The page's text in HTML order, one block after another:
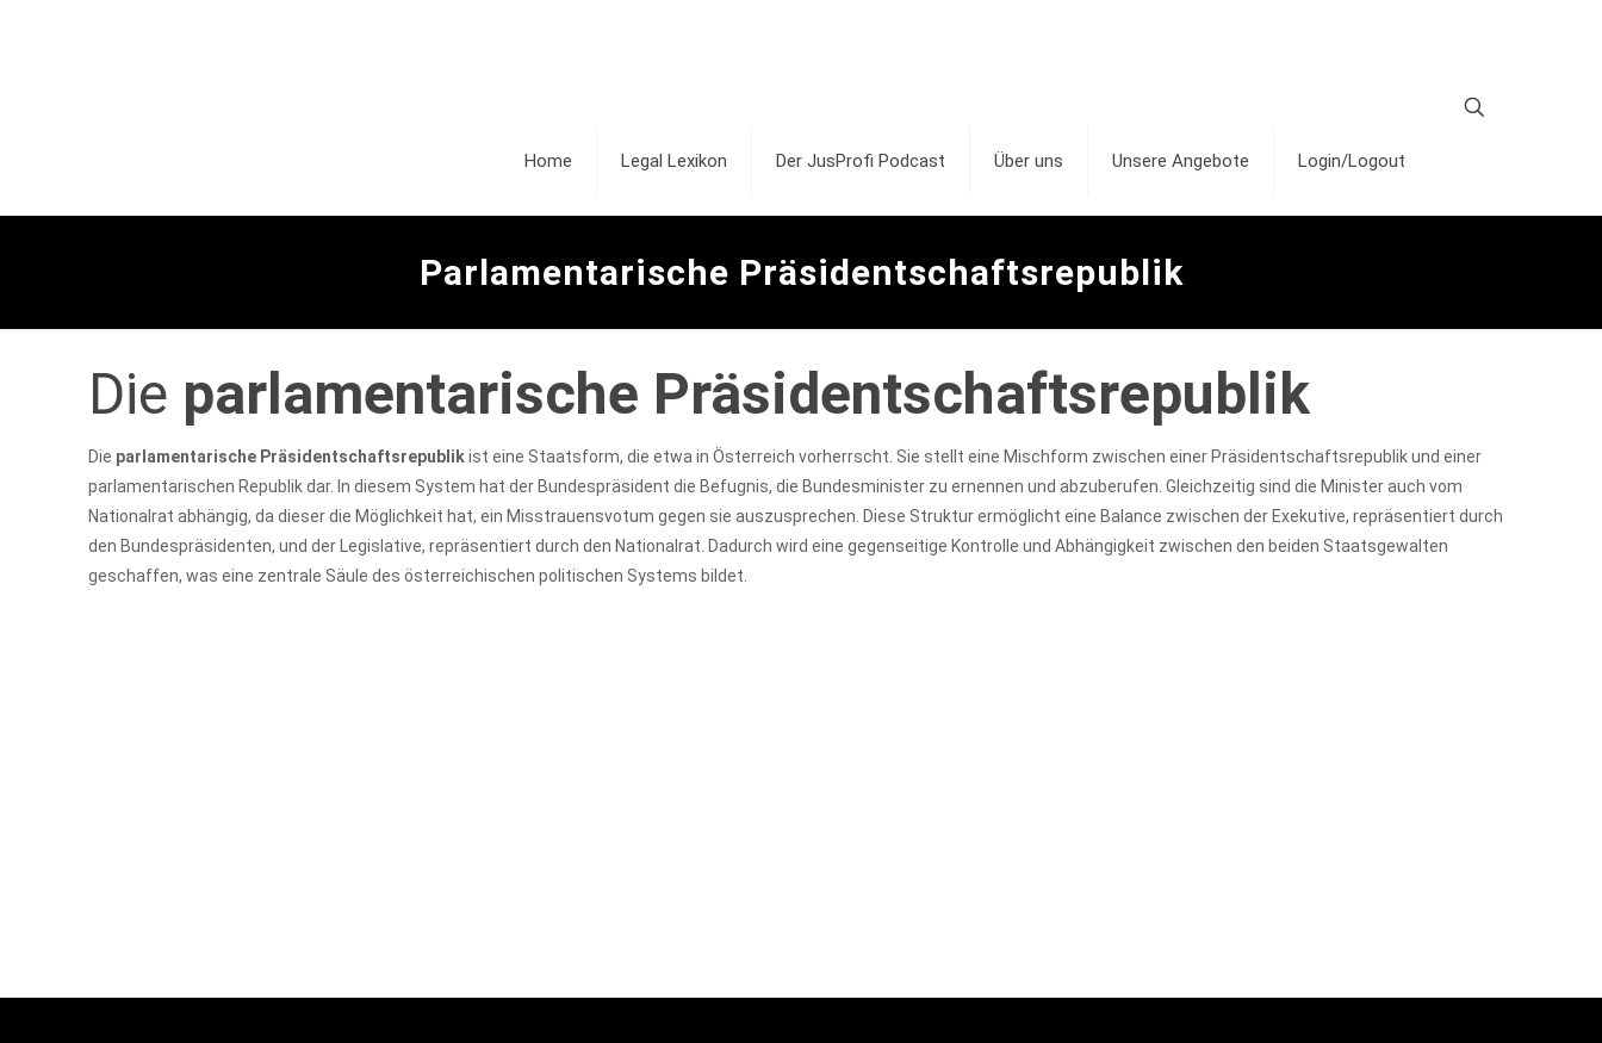
Home Legal Lexikon Der JusProfi Podcast Über uns Unsere Angebote Login/Logout
Parlamentarische Präsidentschaftsrepublik
Die parlamentarische Präsidentschaftsrepublik
Die parlamentarische Präsidentschaftsrepublikist eine Staatsform, die etwa in Österreich vorherrscht. Sie stellt eine Mischform zwischen einer Präsidentschaftsrepublik und einer
parlamentarischen Republik dar. In diesem System hat der Bundespräsident die Befugnis, die Bundesminister zu ernennen und abzuberufen. Gleichzeitig sind die Minister auch vom
Nationalrat abhängig, da dieser die Möglichkeit hat, ein Misstrauensvotum gegen sie auszusprechen. Diese Struktur ermöglicht eine Balance zwischen der Exekutive, repräsentiert durch
den Bundespräsidenten, und der Legislative, repräsentiert durch den Nationalrat. Dadurch wird eine gegenseitige Kontrolle und Abhängigkeit zwischen den beiden Staatsgewalten
geschaffen, was eine zentrale Säule des österreichischen politischen Systems bildet.